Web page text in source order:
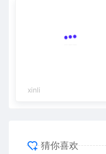
xinli
猜你喜欢